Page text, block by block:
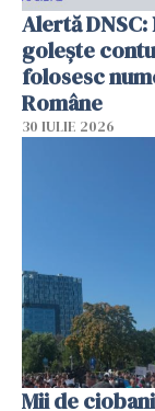
Alertă
golește
folosesc
Române
30 IULIE 2026
Mii de